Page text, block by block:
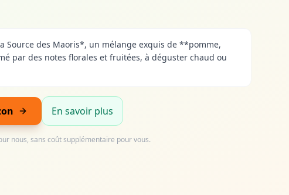
Source des Maoris*, un mélange exquis de **pomme,
par des notes florales et fruitées, à déguster chaud ou
En savoir plus
nous, sans coût supplémentaire pour vous.